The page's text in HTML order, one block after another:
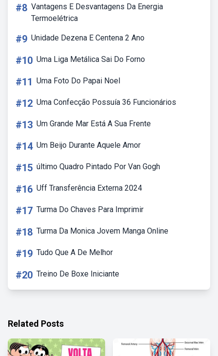
#8 Vantagens E Desvantagens Da Energia
Termoelétrica
#9 Unidade Dezena E Centena 2 Ano
#10 Uma Liga Metálica Sai Do Forno
#11 Uma Foto Do Papai Noel
#12 Uma Confecção Possuía 36 Funcionários
#13 Um Grande Mar Está A Sua Frente
#14 Um Beijo Durante Aquele Amor
#15 último Quadro Pintado Por Van Gogh
#16 Uff Transferência Externa 2024
#17 Turma Do Chaves Para Imprimir
#18 Turma Da Monica Jovem Manga Online
#19 Tudo Que A De Melhor
#20 Treino De Boxe Iniciante
Related Posts